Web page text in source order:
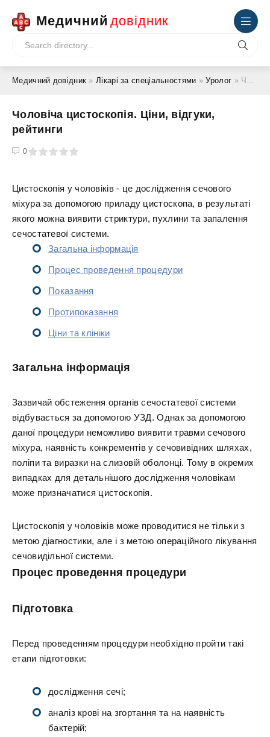
Медичний довідник
Медичний довідник »Лікарі за спеціальностями »Уролог » Чоловіча цистоскопія. Ціни, відгуки, рейтинги
Чоловіча цистоскопія. Ціни, відгуки,
рейтинги
0
5
Цистоскопія у чоловіків - це дослідження сечового
міхура за допомогою приладу цистоскопа, в результаті
якого можна виявити стриктури, пухлини та запалення
сечостатевої системи.
Загальна інформація
Процес проведення процедури
Показання
Протипоказання
Ціни та клініки
Загальна інформація
Зазвичай обстеження органів сечостатевої системи
відбувається за допомогою УЗД. Однак за допомогою
даної процедури неможливо виявити травми сечового
міхура, наявність конкрементів у сечовивідних шляхах,
поліпи та виразки на слизовій оболонці. Тому в окремих
випадках для детальнішого дослідження чоловікам
може призначатися цистоскопія.
Цистоскопія у чоловіків може проводитися не тільки з
метою діагностики, але і з метою операційного лікування
сечовидільної системи.
Процес проведення процедури
Підготовка
Перед проведенням процедури необхідно пройти такі
етапи підготовки:
дослідження сечі;
аналіз крові на згортання та на наявність
бактерій;